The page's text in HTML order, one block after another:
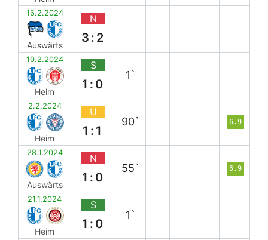
16.2.2024
Auswärts
N
3:2
10.2.2024
Heim
S
1:0
1`
2.2.2024
Heim
U
1:1
90` 6.9
28.1.2024
Auswärts
N
1:0
55` 6.9
21.1.2024
Heim
S
1:0
1`